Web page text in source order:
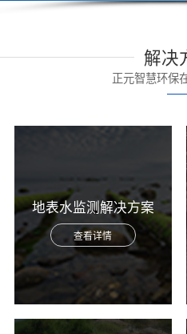
解决
正元智慧环保
地表水监测解决方案
查看详情